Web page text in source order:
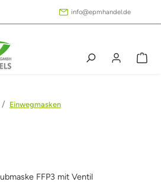
info@epmhandel.de
/ Einwegmasken